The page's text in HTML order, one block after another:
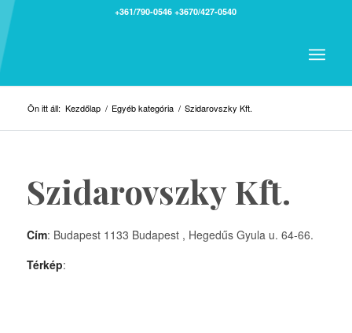
+361/790-0546 +3670/427-0540
Ön itt áll: Kezdőlap / Egyéb kategória / Szidarovszky Kft.
Szidarovszky Kft.
Cím: Budapest 1133 Budapest , Hegedűs Gyula u. 64-66.
Térkép: